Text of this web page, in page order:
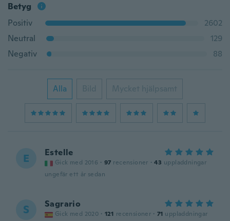
Betyg
Positiv
2602
Neutral
129
Negativ
88
Alla Bild Mycket hjälpsamt
E Estelle
Gick med 2016 · 97 recensioner · 43 uppladdningar
ungefär ett år sedan
S Sagrario
Gick med 2020 · 121 recensioner · 71 uppladdningar